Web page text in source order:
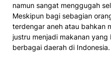
namun sangat menggugah
Meskipun bagi sebagian
terdengar aneh atau bahkan
justru menjadi makanan
berbagai daerah di Indonesia.